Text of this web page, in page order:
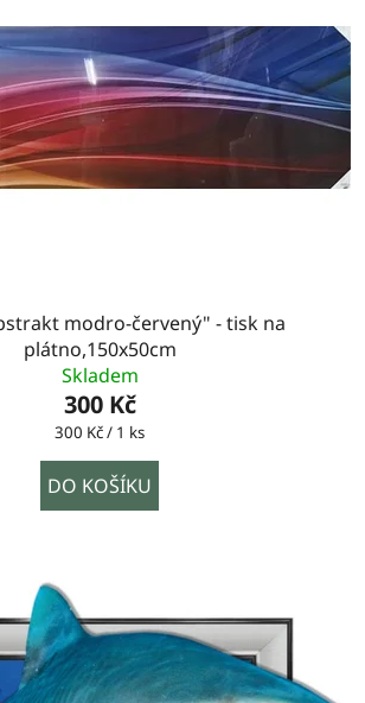
modro-červený" - tisk na
plátno,150x50cm
Skladem
300 Kč
Měrná
300 Kč / 1 ks
DO KOŠÍKU